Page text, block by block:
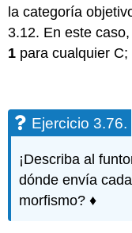
la categoría
3.12. En este
1 para cualquier
Ejercicio 3.76.
¡Describa al
dónde envía
morfismo? ♦